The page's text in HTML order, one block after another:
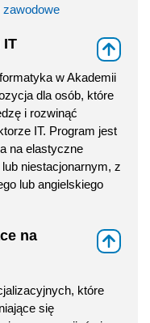
IT
w Akademii
dla osób, które
i rozwinąć
IT. Program jest
na elastyczne
niestacjonarnym, z
lub angielskiego
na
które
się